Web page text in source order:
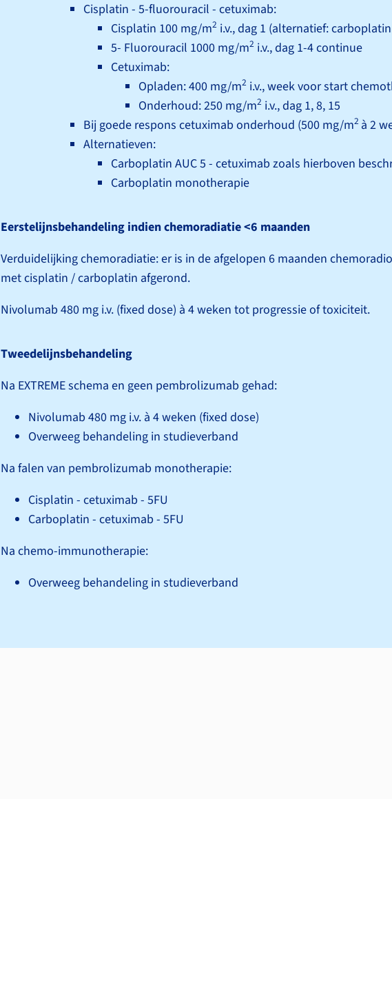
Cisplatin - 5-fluorouracil - cetuximab:
Cisplatin 100 mg/m2 i.v., dag 1 (alternatief: carboplatin
5- Fluorouracil 1000 mg/m2 i.v., dag 1-4 continue
Cetuximab:
Opladen: 400 mg/m2 i.v., week voor start
Onderhoud: 250 mg/m2 i.v., dag 1, 8, 15
Bij goede respons cetuximab onderhoud (500 mg/m2 à 2
Alternatieven:
Carboplatin AUC 5 - cetuximab zoals hierboven
Carboplatin monotherapie
Eerstelijnsbehandeling indien chemoradiatie <6 maanden
Verduidelijking chemoradiatie: er is in de afgelopen 6 maanden
met cisplatin / carboplatin afgerond.
Nivolumab 480 mg i.v. (fixed dose) à 4 weken tot progressie of toxiciteit.
Tweedelijnsbehandeling
Na EXTREME schema en geen pembrolizumab gehad:
Nivolumab 480 mg i.v. à 4 weken (fixed dose)
Overweeg behandeling in studieverband
Na falen van pembrolizumab monotherapie:
Cisplatin - cetuximab - 5FU
Carboplatin - cetuximab - 5FU
Na chemo-immunotherapie:
Overweeg behandeling in studieverband